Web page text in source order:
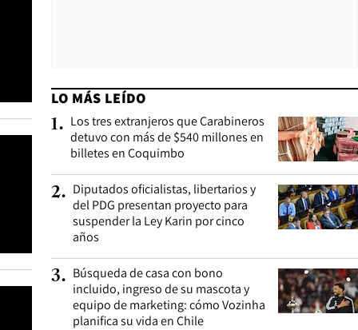
LO MÁS LEÍDO
1. Los tres extranjeros que Carabineros
detuvo con más de $540 millones en
billetes en Coquimbo
2. Diputados oficialistas, libertarios y
del PDG presentan proyecto para
suspender la Ley Karin por cinco
años
3. Búsqueda de casa con bono
incluido, ingreso de su mascota y
equipo de marketing: cómo Vozinha
planifica su vida en Chile